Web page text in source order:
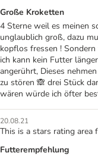
Große Kroketten
4 Sterne weil es meinen
unglaublich groß, dazu
kopflos fressen !
ich kann kein Futter
angerührt, Dieses
zu stören 🙈 drei Stück
wären würde ich öfter
20.08.21
This is a stars rating area
Futterempfehlung